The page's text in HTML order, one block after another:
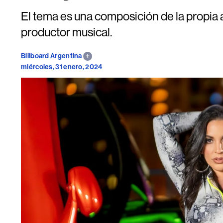
El tema es una composición de la
productor musical.
Billboard Argentina
miércoles, 31 enero, 2024